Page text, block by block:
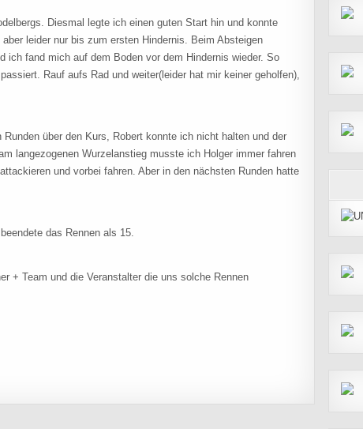
Diesmal legte ich einen guten Start hin und konnte
leider nur bis zum ersten Hindernis. Beim Absteigen
ich fand mich auf dem Boden vor dem Hindernis wieder. So
Rauf aufs Rad und weiter(leider hat mir keiner geholfen),
über den Kurs, Robert konnte ich nicht halten und der
langezogenen Wurzelanstieg musste ich Holger immer fahren
und vorbei fahren. Aber in den nächsten Runden hatte
das Rennen als 15.
+ Team und die Veranstalter die uns solche Rennen